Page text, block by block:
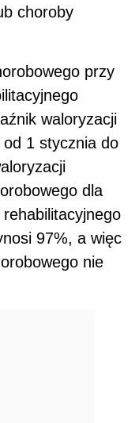
choroby
przy
waloryzacji
1 stycznia do
dla
97%, a więc
nie